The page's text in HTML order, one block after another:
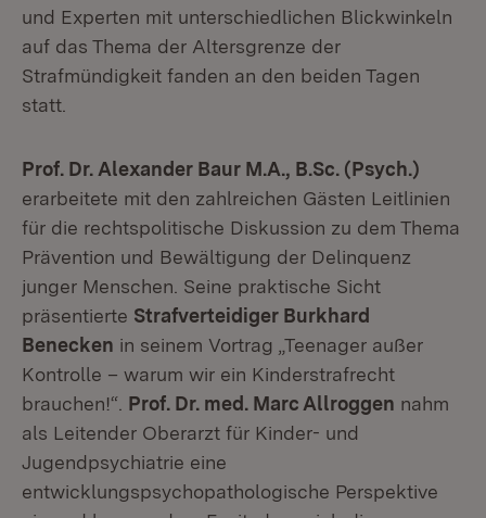
und Experten mit unterschiedlichen Blickwinkeln
auf das Thema der Altersgrenze der
Strafmündigkeit fanden an den beiden Tagen
statt.
Prof. Dr. Alexander Baur M.A., B.Sc. (Psych.)
erarbeitete mit den zahlreichen Gästen Leitlinien
für die rechtspolitische Diskussion zu dem Thema
Prävention und Bewältigung der Delinquenz
junger Menschen. Seine praktische Sicht
präsentierte Strafverteidiger Burkhard
Benecken in seinem Vortrag „Teenager außer
Kontrolle – warum wir ein Kinderstrafrecht
brauchen!“. Prof. Dr. med. Marc Allroggen nahm
als Leitender Oberarzt für Kinder- und
Jugendpsychiatrie eine
entwicklungspsychopathologische Perspektive